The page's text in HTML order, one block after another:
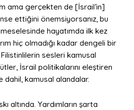
ama gerçekten de [İsrail’in]
ettiğini önemsiyorsanız, bu
hayatımda ilk kez
hiç olmadığı kadar dengeli bir
sesleri kamusal
İsrail politikalarını eleştiren
kamusal alandalar.
altında. Yardımların şarta